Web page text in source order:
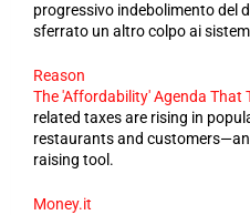
progressivo indebolimento del
sferrato un altro colpo ai
Reason
The 'Affordability' Agenda That
related taxes are rising in
restaurants and
raising tool.
Money.it